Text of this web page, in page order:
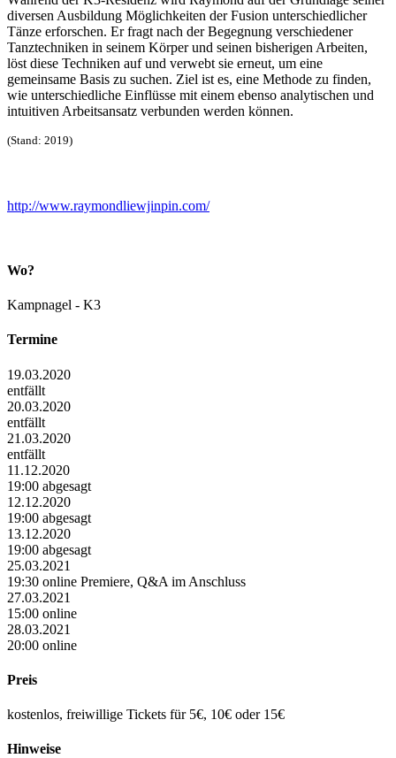
diversen Ausbildung Möglichkeiten der Fusion unterschiedlicher
Tänze erforschen. Er fragt nach der Begegnung verschiedener
Tanztechniken in seinem Körper und seinen bisherigen Arbeiten,
löst diese Techniken auf und verwebt sie erneut, um eine
gemeinsame Basis zu suchen. Ziel ist es, eine Methode zu finden,
wie unterschiedliche Einflüsse mit einem ebenso analytischen und
intuitiven Arbeitsansatz verbunden werden können.
(Stand: 2019)
http://www.raymondliewjinpin.com/
Wo?
Kampnagel - K3
Termine
19.03.2020
entfällt
20.03.2020
entfällt
21.03.2020
entfällt
11.12.2020
19:00 abgesagt
12.12.2020
19:00 abgesagt
13.12.2020
19:00 abgesagt
25.03.2021
19:30 online Premiere, Q&A im Anschluss
27.03.2021
15:00 online
28.03.2021
20:00 online
Preis
kostenlos, freiwillige Tickets für 5€, 10€ oder 15€
Hinweise